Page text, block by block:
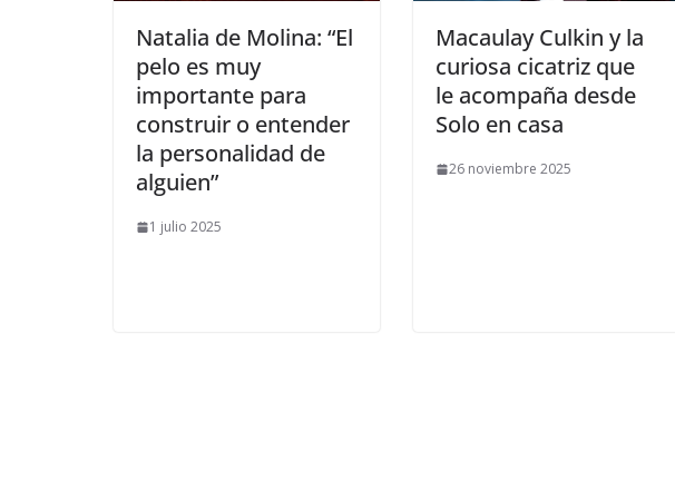
​Natalia de Molina: “El
pelo es muy
importante para
construir o entender
la personalidad de
alguien”
1 julio 2025
​Macaulay Culkin y la
curiosa cicatriz que
le acompaña desde
Solo en casa
26 noviembre 2025